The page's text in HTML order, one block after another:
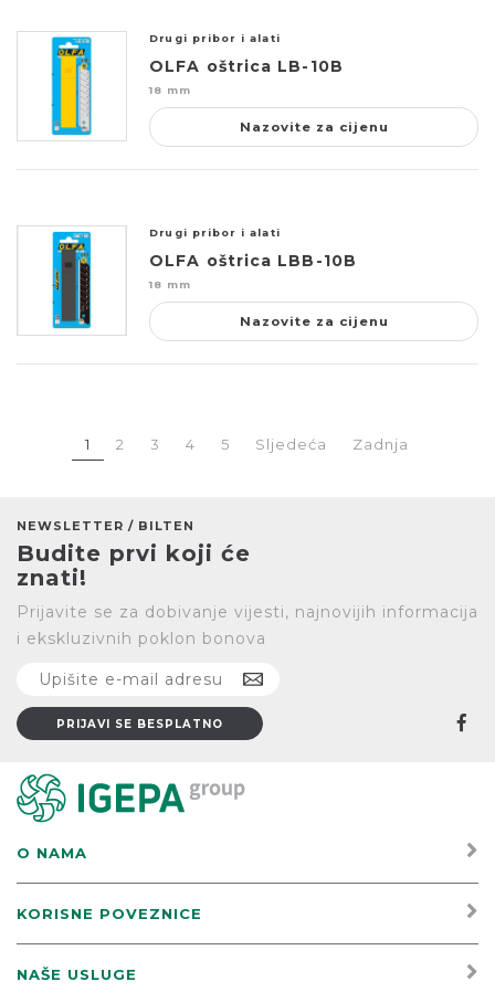
Drugi pribor i alati
OLFA oštrica LB-10B
18 mm
Nazovite za cijenu
Drugi pribor i alati
OLFA oštrica LBB-10B
18 mm
Nazovite za cijenu
1 2 3 4 5 Sljedeća Zadnja
NEWSLETTER / BILTEN
Budite prvi koji će
znati!
Prijavite se za dobivanje vijesti, najnovijih informacija
i ekskluzivnih poklon bonova
O NAMA
KORISNE POVEZNICE
NAŠE USLUGE